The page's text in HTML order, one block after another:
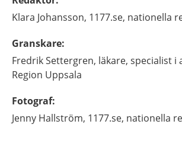
Klara Johansson, 1177.se, nationella
Granskare:
FredrikSettergren, läkare, specialist i
Region Uppsala
Fotograf:
Jenny Hallström, 1177.se, nationella